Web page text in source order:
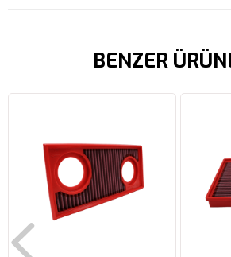
BENZER